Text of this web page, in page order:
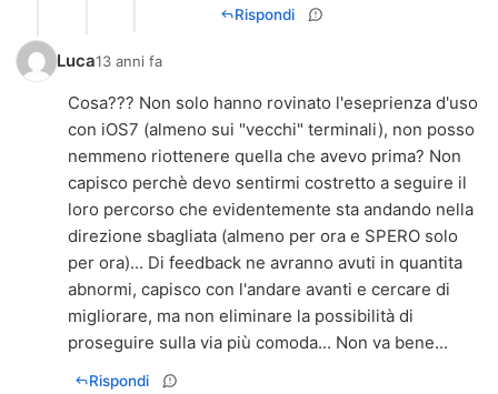
Rispondi
Luca13 anni fa
Cosa??? Non solo hanno rovinato l'eseprienza d'uso
con iOS7 (almeno sui "vecchi" terminali), non posso
nemmeno riottenere quella che avevo prima? Non
capisco perchè devo sentirmi costretto a seguire il
loro percorso che evidentemente sta andando nella
direzione sbagliata (almeno per ora e SPERO solo
per ora)... Di feedback ne avranno avuti in quantita
abnormi, capisco con l'andare avanti e cercare di
migliorare, ma non eliminare la possibilità di
proseguire sulla via più comoda... Non va bene...
Rispondi